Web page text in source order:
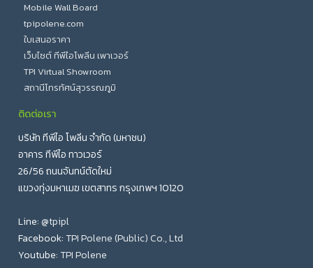
Mobile Wall Board
tpipolene.com
ใบเสนอราคา
เว็บไซต์ ทีพีไอโพลีน เพาเวอร์
TPI Virtual Showroom
สถานีโทรทัศน์สุวรรณภูมิ
ติดต่อเรา
บริษัท ทีพีไอ โพลีน จำกัด (มหาชน)
อาคาร ทีพีไอ ทาวเวอร์
26/56 ถนนจันทน์ตัดใหม่
แขวงทุ่งมหาเมฆ เขตสาทร กรุงเทพฯ 10120
Line:@tpipl
Facebook:TPI Polene (Public) Co., Ltd
Youtube:TPI Polene